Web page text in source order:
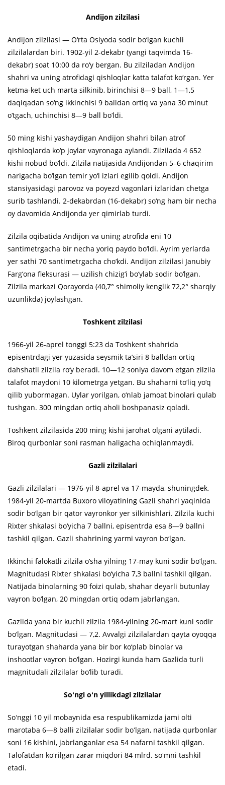
Andijon zilzilasi
Andijon zilzilasi — O‘rta Osiyoda sodir bo‘lgan kuchli
zilzilalardan biri. 1902-yil 2-dekabr (yangi taqvimda 16-
dekabr) soat 10:00 da ro‘y bergan. Bu zilziladan Andijon
shahri va uning atrofidagi qishloqlar katta talafot ko‘rgan. Yer
ketma-ket uch marta silkinib, birinchisi 8—9 ball, 1—1,5
daqiqadan so‘ng ikkinchisi 9 balldan ortiq va yana 30 minut
o‘tgach, uchinchisi 8—9 ball bo‘ldi.
50 ming kishi yashaydigan Andijon shahri bilan atrof
qishloqlarda ko‘p joylar vayronaga aylandi. Zilzilada 4 652
kishi nobud bo‘ldi. Zilzila natijasida Andijondan 5–6 chaqirim
narigacha bo‘lgan temir yo‘l izlari egilib qoldi. Andijon
stansiyasidagi parovoz va poyezd vagonlari izlaridan chetga
surib tashlandi. 2-dekabrdan (16-dekabr) so‘ng ham bir necha
oy davomida Andijonda yer qimirlab turdi.
Zilzila oqibatida Andijon va uning atrofida eni 10
santimetrgacha bir necha yoriq paydo bo‘ldi. Ayrim yerlarda
yer sathi 70 santimetrgacha cho‘kdi. Andijon zilzilasi Janubiy
Farg‘ona fleksurasi — uzilish chizig‘i bo‘ylab sodir bo‘lgan.
Zilzila markazi Qorayorda (40,7° shimoliy kenglik 72,2° sharqiy
uzunlikda) joylashgan.
Toshkent zilzilasi
1966-yil 26-aprel tonggi 5:23 da Toshkent shahrida
episentrdagi yer yuzasida seysmik ta’siri 8 balldan ortiq
dahshatli zilzila ro‘y beradi. 10—12 soniya davom etgan zilzila
talafot maydoni 10 kilometrga yetgan. Bu shaharni to‘liq yo‘q
qilib yubormagan. Uylar yorilgan, o‘nlab jamoat binolari qulab
tushgan. 300 mingdan ortiq aholi boshpanasiz qoladi.
Toshkent zilzilasida 200 ming kishi jarohat olgani aytiladi.
Biroq qurbonlar soni rasman haligacha ochiqlanmaydi.
Gazli zilzilalari
Gazli zilzilalari — 1976-yil 8-aprel va 17-mayda, shuningdek,
1984-yil 20-martda Buxoro viloyatining Gazli shahri yaqinida
sodir bo‘lgan bir qator vayronkor yer silkinishlari. Zilzila kuchi
Rixter shkalasi bo‘yicha 7 ballni, episentrda esa 8—9 ballni
tashkil qilgan. Gazli shahrining yarmi vayron bo‘lgan.
Ikkinchi falokatli zilzila o‘sha yilning 17-may kuni sodir bo‘lgan.
Magnitudasi Rixter shkalasi bo‘yicha 7,3 ballni tashkil qilgan.
Natijada binolarning 90 foizi qulab, shahar deyarli butunlay
vayron bo‘lgan, 20 mingdan ortiq odam jabrlangan.
Gazlida yana bir kuchli zilzila 1984-yilning 20-mart kuni sodir
bo‘lgan. Magnitudasi — 7,2. Avvalgi zilzilalardan qayta oyoqqa
turayotgan shaharda yana bir bor ko‘plab binolar va
inshootlar vayron bo‘lgan. Hozirgi kunda ham Gazlida turli
magnitudali zilzilalar bo‘lib turadi.
Soʻngi oʻn yillikdagi zilzilalar
Soʻnggi 10 yil mobaynida esa respublikamizda jami olti
marotaba 6—8 balli zilzilalar sodir boʻlgan, natijada qurbonlar
soni 16 kishini, jabrlanganlar esa 54 nafarni tashkil qilgan.
Talofatdan koʻrilgan zarar miqdori 84 mlrd. soʻmni tashkil
etadi.